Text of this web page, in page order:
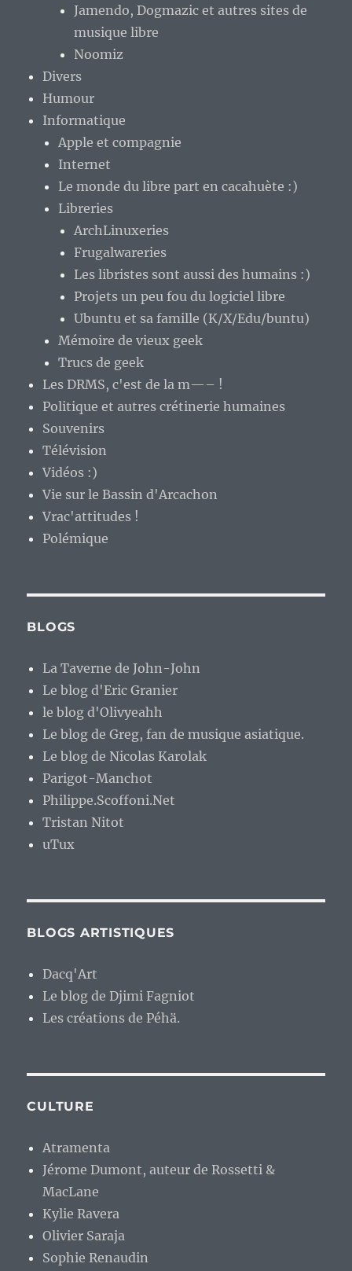
Jamendo, Dogmazic et autres sites de
musique libre
Noomiz
Divers
Humour
Informatique
Apple et compagnie
Internet
Le monde du libre part en cacahuète :)
Libreries
ArchLinuxeries
Frugalwareries
Les libristes sont aussi des humains :)
Projets un peu fou du logiciel libre
Ubuntu et sa famille (K/X/Edu/buntu)
Mémoire de vieux geek
Trucs de geek
Les DRMS, c'est de la m—– !
Politique et autres crétinerie humaines
Souvenirs
Télévision
Vidéos :)
Vie sur le Bassin d'Arcachon
Vrac'attitudes !
Polémique
BLOGS
La Taverne de John-John
Le blog d'Eric Granier
le blog d'Olivyeahh
Le blog de Greg, fan de musique asiatique.
Le blog de Nicolas Karolak
Parigot-Manchot
Philippe.Scoffoni.Net
Tristan Nitot
uTux
BLOGS ARTISTIQUES
Dacq'Art
Le blog de Djimi Fagniot
Les créations de Péhä.
CULTURE
Atramenta
Jérome Dumont, auteur de Rossetti &
MacLane
Kylie Ravera
Olivier Saraja
Sophie Renaudin